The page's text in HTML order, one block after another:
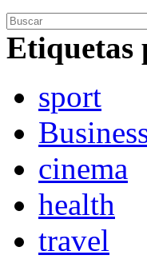
Etiquetas
sport
cinema
health
travel